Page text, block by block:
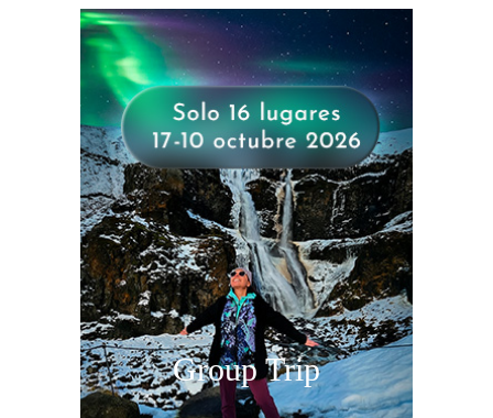
Group Trip